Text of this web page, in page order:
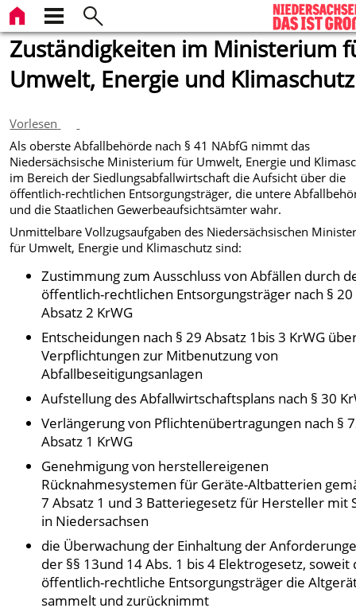
Zuständigkeiten im Ministerium
Umwelt, Energie und Klimaschutz
Vorlesen
Als oberste Abfallbehörde nach § 41 NAbfG nimmt das
Niedersächsische Ministerium für Umwelt, Energie und
im Bereich der Siedlungsabfallwirtschaft die Aufsicht über die
öffentlich-rechtlichen Entsorgungsträger, die untere
und die Staatlichen Gewerbeaufsichtsämter wahr.
Unmittelbare Vollzugsaufgaben des Niedersächsischen
für Umwelt, Energie und Klimaschutz sind:
Zustimmung zum Ausschluss von Abfällen durch
öffentlich-rechtlichen Entsorgungsträger nach § 20
Absatz 2 KrWG
Entscheidungen nach § 29 Absatz 1bis 3 KrWG
Verpflichtungen zur Mitbenutzung von
Abfallbeseitigungsanlagen
Aufstellung des Abfallwirtschaftsplans nach § 30
Verlängerung von Pflichtenübertragungen nach §
Absatz 1 KrWG
Genehmigung von herstellereigenen
Rücknahmesystemen für Geräte-Alt­batterien
7 Absatz 1 und 3 Batteriegesetz für Hersteller mit
in Niedersachsen
die Überwachung der Einhaltung der
der §§ 13und 14 Abs. 1 bis 4 Elektrogesetz, soweit
öffentlich-rechtliche Entsorgungsträger die
sammelt und zurücknimmt